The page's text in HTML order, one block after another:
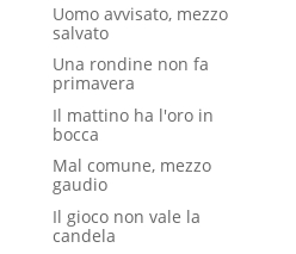
Uomo avvisato, mezzo
salvato
Una rondine non fa
primavera
Il mattino ha l'oro in
bocca
Mal comune, mezzo
gaudio
Il gioco non vale la
candela